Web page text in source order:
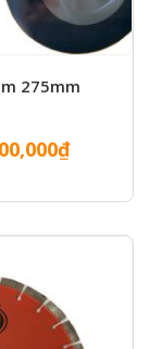
275mm
₫Giá
tại
1,500,000₫.